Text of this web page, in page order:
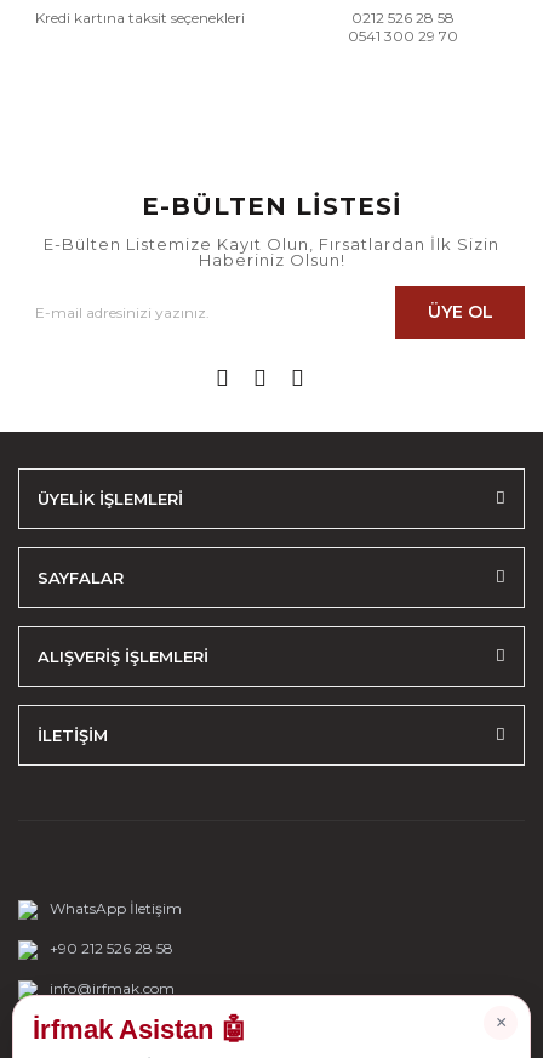
Kredi kartına taksit seçenekleri
0212 526 28 58
0541 300 29 70
E-BÜLTEN LİSTESİ
E-Bülten Listemize Kayıt Olun, Fırsatlardan İlk Sizin
Haberiniz Olsun!
ÜYE OL
ÜYELİK İŞLEMLERİ
SAYFALAR
ALIŞVERİŞ İŞLEMLERİ
İLETİŞİM
WhatsApp İletişim
+90 212 526 28 58
info@irfmak.com
×
İrfmak Asistan 🤖